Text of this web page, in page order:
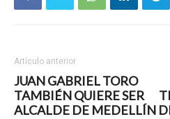
Artículo anterior
JUAN GABRIEL TORO
TAMBIÉN QUIERE SER
ALCALDE DE MEDELLÍN